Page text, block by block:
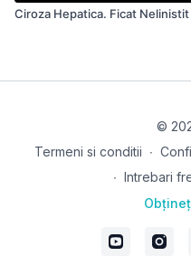
Ciroza Hepatica. Ficat Nelinistit
©
Termeni si conditii ∙
∙ Intrebari